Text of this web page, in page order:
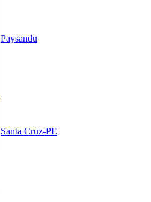
Paysandu
Santa Cruz-PE